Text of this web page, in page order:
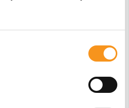
332,75